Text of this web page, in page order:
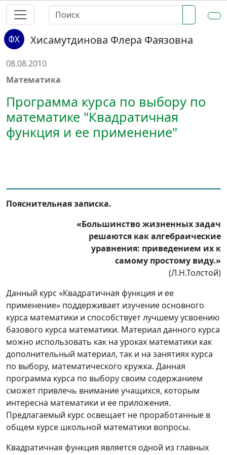
Хисамутдинова Флера Фаязовна
08.08.2010
Математика
Программа курса по выбору по
математике "Квадратичная
функция и ее применение"
Пояснительная записка.
«Большинство жизненных задач
решаются как алгебраические
уравнения: приведением их к
самому простому виду.»
(Л.Н.Толстой)
Данный курс «Квадратичная функция и ее
применение» поддерживает изучение основного
курса математики и способствует лучшему усвоению
базового курса математики. Материал данного курса
можно использовать как на уроках математики как
дополнительный материал, так и на занятиях курса
по выбору, математического кружка. Данная
программа курса по выбору своим содержанием
сможет привлечь внимание учащихся, которым
интересна математики и ее приложения.
Предлагаемый курс освещает не проработанные в
общем курсе школьной математики вопросы.
Квадратичная функция является одной из главных